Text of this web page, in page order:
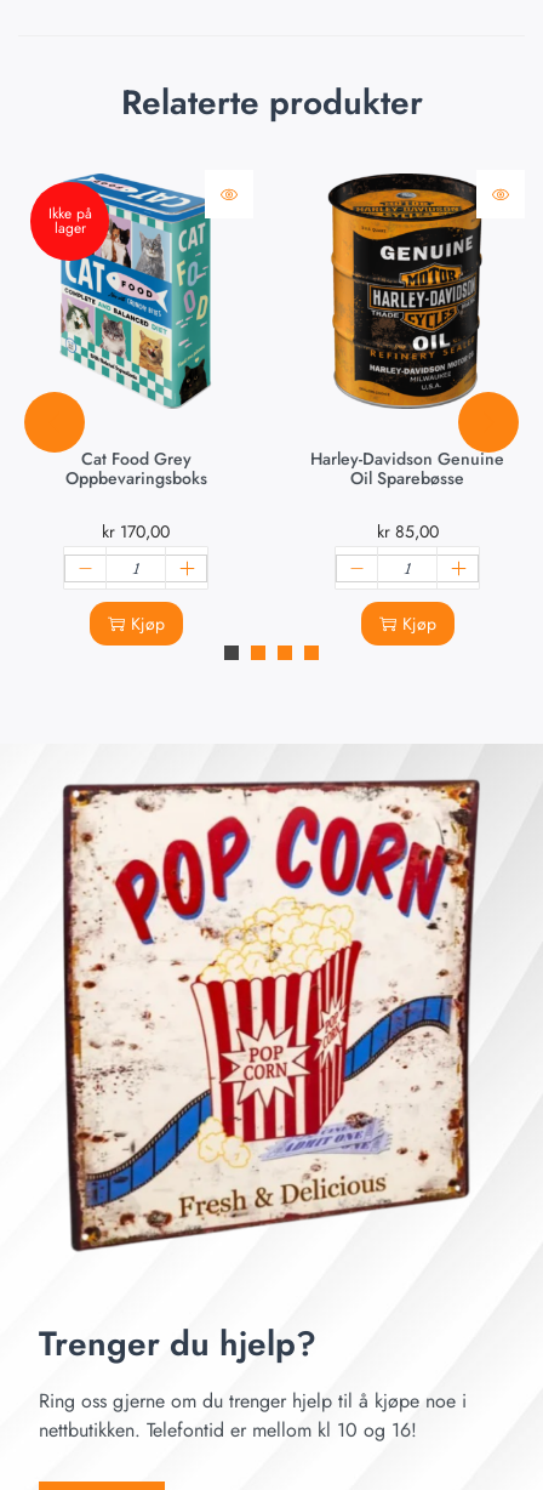
Relaterte produkter
Ikke på
lager
Cat Food Grey
Oppbevaringsboks
kr 170,00
Kjøp
Harley-Davidson Genuine
Oil Sparebøsse
kr85,00
Kjøp
Trenger du hjelp?
Ring oss gjerne om du trenger hjelp til å kjøpe noe i
nettbutikken. Telefontid er mellom kl 10 og 16!